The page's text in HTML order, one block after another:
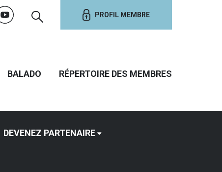
PROFIL MEMBRE
BALADO RÉPERTOIRE DES MEMBRES
DEVENEZ PARTENAIRE